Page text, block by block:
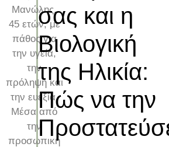
Μανώλης,
45 ετών, με
πάθος για
την υγεία,
την
πρόληψη και
την ευεξία.
Μέσα από
την
προσωπική
σας και η
Βιολογική
της Ηλικία:
Πώς να την